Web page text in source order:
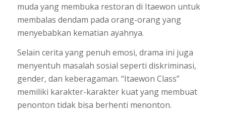
muda yang membuka restoran di Itaewon untuk
membalas dendam pada orang-orang yang
menyebabkan kematian ayahnya.
Selain cerita yang penuh emosi, drama ini juga
menyentuh masalah sosial seperti diskriminasi,
gender, dan keberagaman. “Itaewon Class”
memiliki karakter-karakter kuat yang membuat
penonton tidak bisa berhenti menonton.